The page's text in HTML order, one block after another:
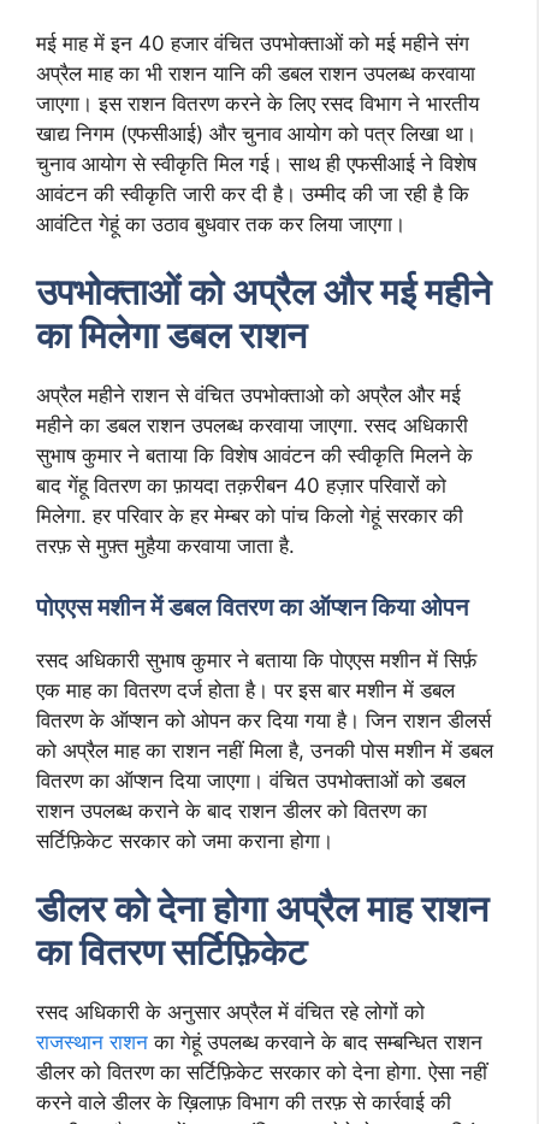
मई माह में इन 40 हजार वंचित उपभोक्ताओं को मई महीने संग
अप्रैल माह का भी राशन यानि की डबल राशन उपलब्ध करवाया
जाएगा। इस राशन वितरण करने के लिए रसद विभाग ने भारतीय
खाद्य निगम (एफसीआई) और चुनाव आयोग को पत्र लिखा था।
चुनाव आयोग से स्वीकृति मिल गई। साथ ही एफसीआई ने विशेष
आवंटन की स्वीकृति जारी कर दी है। उम्मीद की जा रही है कि
आवंटित गेहूं का उठाव बुधवार तक कर लिया जाएगा।
उपभोक्ताओं को अप्रैल और मई महीने
का मिलेगा डबल राशन
अप्रैल महीने राशन से वंचित उपभोक्ताओ को अप्रैल और मई
महीने का डबल राशन उपलब्ध करवाया जाएगा. रसद अधिकारी
सुभाष कुमार ने बताया कि विशेष आवंटन की स्वीकृति मिलने के
बाद गेंहू वितरण का फ़ायदा तक़रीबन 40 हज़ार परिवारों को
मिलेगा. हर परिवार के हर मेम्बर को पांच किलो गेहूं सरकार की
तरफ़ से मुफ़्त मुहैया करवाया जाता है.
पोएएस मशीन में डबल वितरण का ऑप्शन किया ओपन
रसद अधिकारी सुभाष कुमार ने बताया कि पोएएस मशीन में सिर्फ़
एक माह का वितरण दर्ज होता है। पर इस बार मशीन में डबल
वितरण के ऑप्शन को ओपन कर दिया गया है। जिन राशन डीलर्स
को अप्रैल माह का राशन नहीं मिला है, उनकी पोस मशीन में डबल
वितरण का ऑप्शन दिया जाएगा। वंचित उपभोक्ताओं को डबल
राशन उपलब्ध कराने के बाद राशन डीलर को वितरण का
सर्टिफ़िकेट सरकार को जमा कराना होगा।
डीलर को देना होगा अप्रैल माह राशन
का वितरण सर्टिफ़िकेट
रसद अधिकारी के अनुसार अप्रैल में वंचित रहे लोगों को
राजस्थान राशन का गेहूं उपलब्ध करवाने के बाद सम्बन्धित राशन
डीलर को वितरण का सर्टिफ़िकेट सरकार को देना होगा. ऐसा नहीं
करने वाले डीलर के ख़िलाफ़ विभाग की तरफ़ से कार्रवाई की